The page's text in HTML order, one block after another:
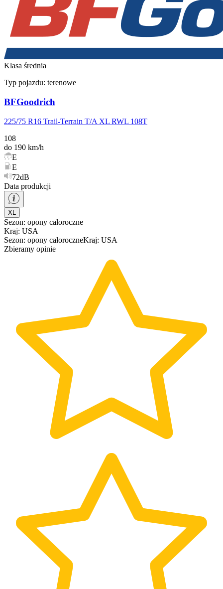
Klasa średnia
Typ pojazdu: terenowe
BFGoodrich
225/75 R16 Trail-Terrain T/A XL RWL 108T
108
do 190 km/h
E
E
72dB
Data produkcji
XL
Sezon: opony całoroczne
Kraj: USA
Sezon: opony całoroczneKraj: USA
Zbieramy opinie